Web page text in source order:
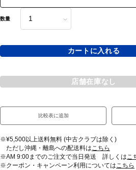
数量
カートに入れる
店舗在庫なし
比較表に追加
※¥5,500以上送料無料 (中古クラブは除く)
ただし沖縄・離島への配送料はこちら
※AM 9:00までのご注文で当日発送 詳しくはこ
※クーポン・キャンペーン利用についてはこちら